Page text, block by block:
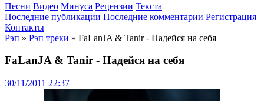
Песни Видео Минуса Рецензии Текста
Последние публикации Последние комментарии Регистрация
Контакты
Рэп » Рэп треки » FaLanJA & Tanir - Надейся на себя
FaLanJA & Tanir - Надейся на себя
30/11/2011 22:37